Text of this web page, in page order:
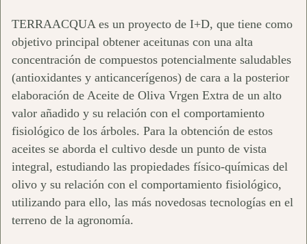
TERRAACQUA es un proyecto de I+D, que tiene como
objetivo principal obtener aceitunas con una alta
concentración de compuestos potencialmente saludables
(antioxidantes y anticancerígenos) de cara a la posterior
elaboración de Aceite de Oliva Vrgen Extra de un alto
valor añadido y su relación con el comportamiento
fisiológico de los árboles. Para la obtención de estos
aceites se aborda el cultivo desde un punto de vista
integral, estudiando las propiedades físico-químicas del
olivo y su relación con el comportamiento fisiológico,
utilizando para ello, las más novedosas tecnologías en el
terreno de la agronomía.